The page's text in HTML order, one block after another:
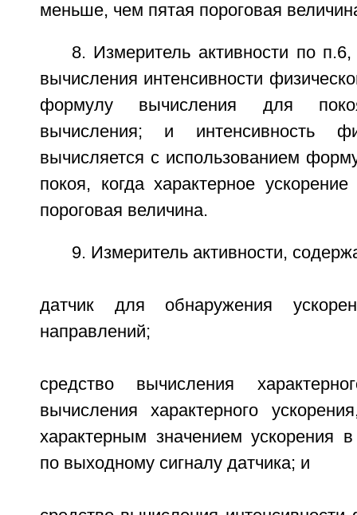
меньше, чем пятая пороговая
8. Измеритель активности по
вычисления интенсивности
формулу вычисления для
вычисления; и интенсивность
вычисляется с использованием
покоя, когда характерное
пороговая величина.
9. Измеритель активности,
датчик для обнаружения
направлений;
средство вычисления
вычисления характерного
характерным значением ускорения
по выходному сигналу датчика; и